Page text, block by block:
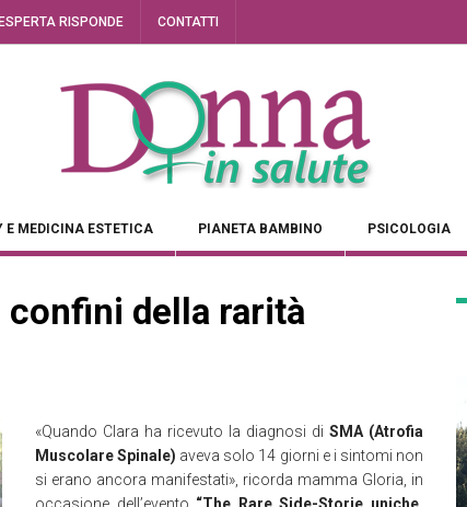
RISPONDE CONTATTI
E MEDICINA ESTETICA PIANETA BAMBINO PSICOLOGIA
confini della rarità
«Quando Clara ha ricevuto la diagnosi di SMA (Atrofia
Muscolare Spinale) aveva solo 14 giorni e i sintomi non
si erano ancora manifestati», ricorda mamma Gloria, in